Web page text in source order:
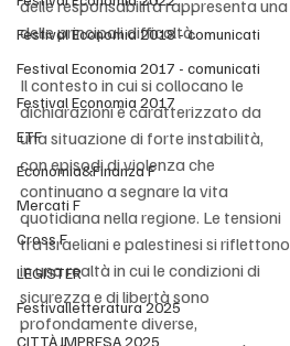
Festival Economia 2018 - comunicati
Festival Economia 2017 - comunicati
Festival Economia 2017
ETF
Economia&Finanza F
Mercati F
Cross F
LEGISTER
Festivalletteratura 2025
CITTÀ IMPRESA 2025
delle responsabilità rappresenta una
delle principali difficoltà.
Il contesto in cui si collocano le
dichiarazioni è caratterizzato da
una situazione di forte instabilità,
con episodi di violenza che
continuano a segnare la vita
quotidiana nella regione. Le tensioni
tra israeliani e palestinesi si riflettono
in una realtà in cui le condizioni di
sicurezza e di libertà sono
profondamente diverse,